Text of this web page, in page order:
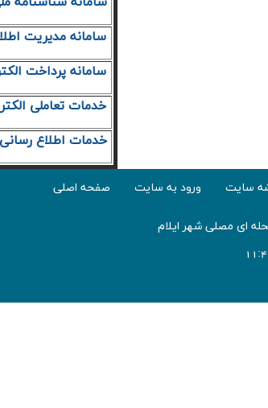
سامانه مديريت
سامانه پرداخت
خدمات تعاملي
خدمات اطلاع رساني
سایت ورود به سایت صفحه اصلی
ای مصلی شهر ایلام